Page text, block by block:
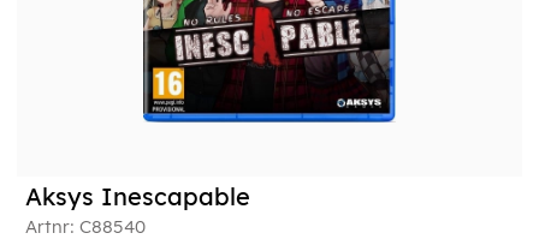
Aksys Inescapable
Artnr: C88540